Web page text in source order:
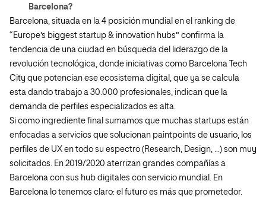
Barcelona?
Barcelona, situada en la 4 posición mundial en el ranking de
“Europe’s biggest startup & innovation hubs” confirma la
tendencia de una ciudad en búsqueda del liderazgo de la
revolución tecnológica, donde iniciativas como Barcelona Tech
City que potencian ese ecosistema digital, que ya se calcula
esta dando trabajo a 30.000 profesionales, indican que la
demanda de perfiles especializados es alta.
Si como ingrediente final sumamos que muchas startups están
enfocadas a servicios que solucionan paintpoints de usuario, los
perfiles de UX en todo su espectro (Research, Design, …) son muy
solicitados. En 2019/2020 aterrizan grandes compañías a
Barcelona con sus hub digitales con servicio mundial. En
Barcelona lo tenemos claro: el futuro es más que prometedor.